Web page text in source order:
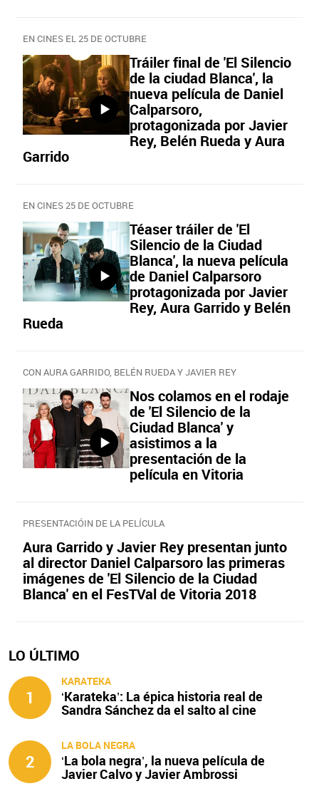
EN CINES EL 25 DE OCTUBRE
Tráiler final de 'El Silencio
de la ciudad Blanca', la
nueva película de Daniel
Calparsoro,
protagonizada por Javier
Rey, Belén Rueda y Aura
Garrido
EN CINES 25 DE OCTUBRE
Téaser tráiler de 'El
Silencio de la Ciudad
Blanca', la nueva película
de Daniel Calparsoro
protagonizada por Javier
Rey, Aura Garrido y Belén
Rueda
CON AURA GARRIDO, BELÉN RUEDA Y JAVIER REY
Nos colamos en el rodaje
de 'El Silencio de la
Ciudad Blanca' y
asistimos a la
presentación de la
película en Vitoria
PRESENTACIÓIN DE LA PELÍCULA
Aura Garrido y Javier Rey presentan junto
al director Daniel Calparsoro las primeras
imágenes de 'El Silencio de la Ciudad
Blanca' en el FesTVal de Vitoria 2018
LO ÚLTIMO
1
KARATEKA
‘Karateka’: La épica historia real de
Sandra Sánchez da el salto al cine
2
LA BOLA NEGRA
‘La bola negra’, la nueva película de
Javier Calvo y Javier Ambrossi